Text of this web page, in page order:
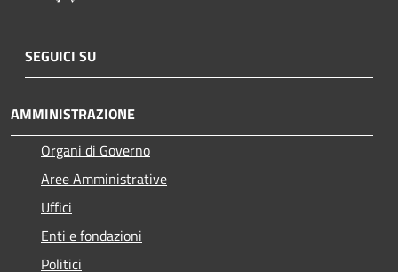
SEGUICI SU
AMMINISTRAZIONE
Organi di Governo
Aree Amministrative
Uffici
Enti e fondazioni
Politici